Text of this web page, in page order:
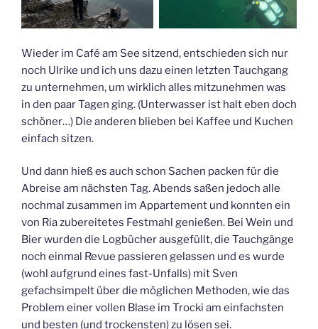
Wieder im Café am See sitzend, entschieden sich nur
noch Ulrike und ich uns dazu einen letzten Tauchgang
zu unternehmen, um wirklich alles mitzunehmen was
in den paar Tagen ging. (Unterwasser ist halt eben doch
schöner…) Die anderen blieben bei Kaffee und Kuchen
einfach sitzen.
Und dann hieß es auch schon Sachen packen für die
Abreise am nächsten Tag. Abends saßen jedoch alle
nochmal zusammen im Appartement und konnten ein
von Ria zubereitetes Festmahl genießen. Bei Wein und
Bier wurden die Logbücher ausgefüllt, die Tauchgänge
noch einmal Revue passieren gelassen und es wurde
(wohl aufgrund eines fast-Unfalls) mit Sven
gefachsimpelt über die möglichen Methoden, wie das
Problem einer vollen Blase im Trocki am einfachsten
und besten (und trockensten) zu lösen sei.